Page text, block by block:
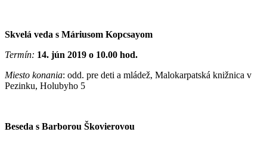
Skvelá veda s Máriusom Kopcsayom
Termín: 14. jún 2019 o 10.00 hod.
Miesto konania: odd. pre deti a mládež, Malokarpatská knižnica v
Pezinku, Holubyho 5
Beseda s Barborou Škovierovou